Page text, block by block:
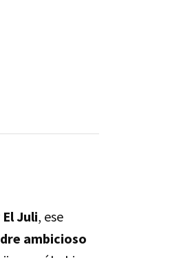
El Juli, ese
ambicioso